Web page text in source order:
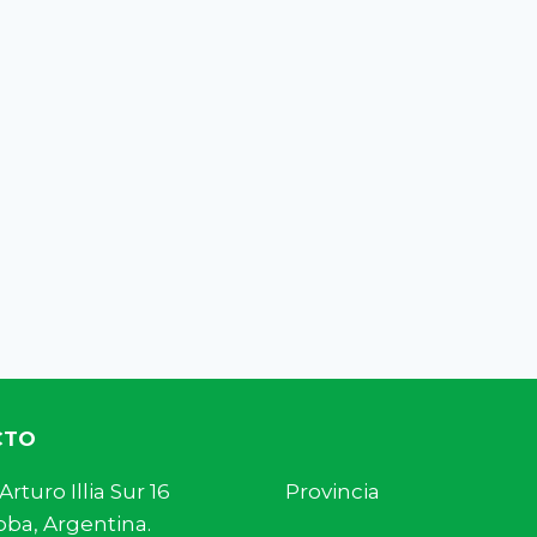
Arturo Illia Sur 16 Provincia
Argentina.